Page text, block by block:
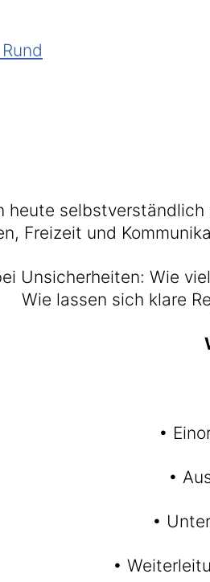
heute
Freizeit und
Unsicherheiten: Wie
Wie lassen sich klare
•
•
•
•